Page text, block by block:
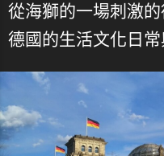
從海獅的一場刺激
德國的生活文化日常